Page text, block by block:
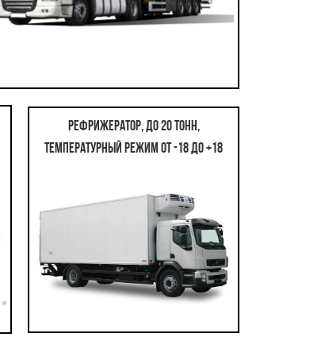
Рефрижератор, до 20 тонн,
температурный режим от -18 до +18